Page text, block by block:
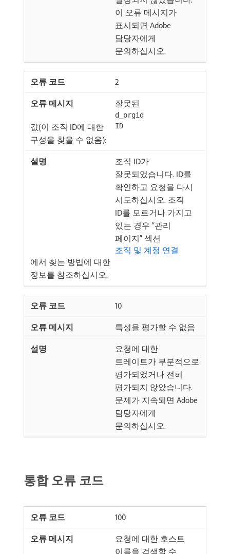
이 오류 메시지가
표시되면 Adobe
담당자에게
문의하십시오.
2
잘못된
d_orgid
값(이 조직 ID에 대한
구성을 찾을 수 없음):
ID
조직 ID가
잘못되었습니다. ID를
확인하고 요청을 다시
시도하십시오. 조직
ID를 모르거나 가지고
있는 경우 “관리
페이지” 섹션
조직 및 계정 연결
에서 찾는 방법에 대한
정보를 참조하십시오.
10
특성을 평가할 수 없음
요청에 대한
트레이트가 부분적으로
평가되었거나 전혀
평가되지 않았습니다.
문제가 지속되면 Adobe
담당자에게
문의하십시오.
통합 오류 코드
100
요청에 대한 호스트
이름을 검색할 수